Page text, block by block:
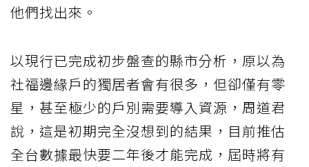
他們找出來。
以現行已完成初步盤查的縣市分析，原以為
社福邊緣戶的獨居者會有很多，但卻僅有零
星，甚至極少的戶別需要導入資源，周道君
說，這是初期完全沒想到的結果，目前推估
全台數據最快要二年後才能完成，屆時將有